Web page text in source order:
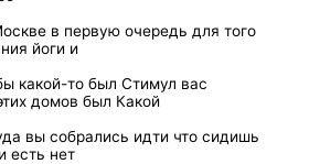
в первую очередь для того
йоги и
какой-то был Стимул вас
домов был Какой
вы собрались идти что сидишь
есть нет